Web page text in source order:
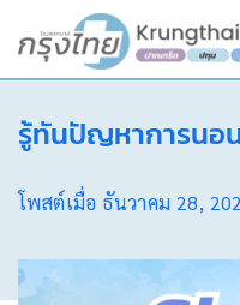
รู้ทันปัญหาการนอ
โพสต์เมื่อ ธันวาคม 28,